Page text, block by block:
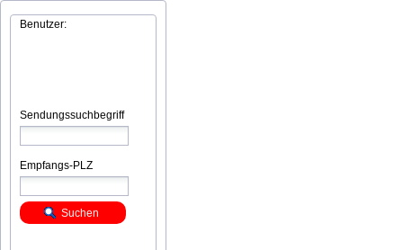
Benutzer:
Sendungssuchbegriff
Empfangs-PLZ
Suchen